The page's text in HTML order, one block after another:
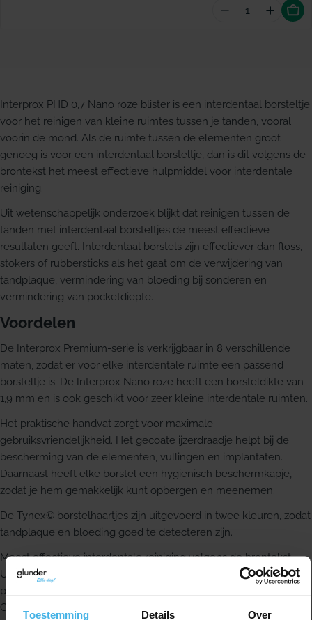
Toestemming Details Over
Aantal
Interprox PHD 0,7 Nano roze blister is een interdentaal borsteltje
voor het reinigen van kleine ruimtes tussen je tanden, vooral
voorin de mond. Als de ruimte tussen de elementen groot
genoeg is voor een interdentaal borsteltje, dan is dit volgens de
brontekst het meest effectieve hulpmiddel voor interdentale
reiniging.
Uit wetenschappelijk onderzoek blijkt dat reinigen tussen de
tanden met interdentaal borsteltjes de meest effectieve
resultaten geeft. Interdentaal borstels zijn effectiever dan floss,
stokers of rubbersticks als het gaat om de verwijdering van
tandplaque, vermindering van bloeding bij sonderen en
vermindering van pocketdiepte.
Voordelen
De Interprox Premium-serie is verkrijgbaar in 8 verschillende
maten, zodat er voor elke interdentale ruimte een passend
borsteltje is. De Interprox Nano roze heeft een borsteldikte van
1,9 mm en is ook geschikt voor zeer kleine interdentale ruimten.
Het praktische handvat zorgt voor maximale
gebruiksvriendelijkheid. Het gecoate ijzerdraadje helpt bij de
bescherming van de elementen, vullingen en implantaten.
Daarnaast heeft elke borstel een hygiënisch beschermkapje,
zodat je hem gemakkelijk kunt opbergen en meenemen.
De Tynex© borstelhaartjes zijn uitgevoerd in twee kleuren, zodat
tandplaque en bloeding goed te detecteren zijn.
Meest effectieve interdentale reiniging volgens de brontekst
Uitgebreide maatvoering, voor elke interdentale ruimte een
passend borsteltje
Ook geschikt voor zeer kleine interdentale ruimten